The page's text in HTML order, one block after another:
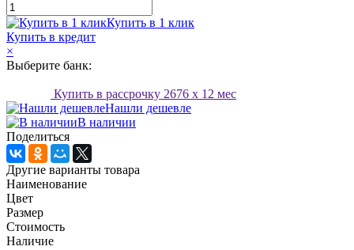
Купить в 1 клик
Купить в кредит
×
Выберите банк:
Купить в рассрочку 2676 x 12 мес
Нашли дешевле
В наличии
Поделиться
Другие варианты товара
Наименование
Цвет
Размер
Стоимость
Наличие